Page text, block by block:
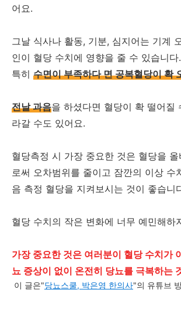
어요.
그날 식사나 활동, 기분, 심지어는 기계
인이 혈당 수치에 영향을 줄 수 있습니다.
특히 수면이 부족하다 면 공복혈당이 확
전날 과음을 하셨다면 혈당이 확 떨어질
라갈 수도 있어요.
혈당측정 시 가장 중요한 것은 혈당을
로써 오차범위를 줄이고 잠깐의 이상 수
음 측정 혈당을 지켜보시는 것이 좋습니
혈당 수치의 작은 변화에 너무 예민해하
가장 중요한 것은 여러분이 혈당 수치가
뇨 증상이 없이 온전히 당뇨를 극복하는
이 글은"당뇨스쿨, 박은영 한의사"의 유튜브